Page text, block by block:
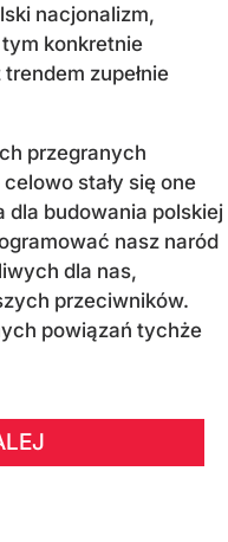
nacjonalizm,
konkretnie
zupełnie
przegranych
stały się one
dla budowania polskiej
nasz naród
dla nas,
przeciwników.
powiązań tychże